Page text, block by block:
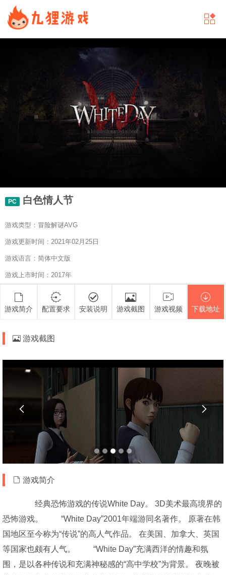
PC 白色情人节
游戏类型：冒险解谜AVG
游戏更新时间：2021年02月25日
游戏语言：简体中文版
游戏上市时间：2017年
游戏简介 配置要求 安装说明 游戏截图 游戏视频 下载地址
游戏截图
 
游戏简介
经典恐怖游戏的传说White Day。 3D美术最高境界的
恐怖游戏。 “White Day”2001年端游同名著作。 原著在韩
国地区至今称为“传说”的高人气作品。 在美国、加拿大、英国
等国家也颇有人气。 “White Day”充满西洋的情趣和氛
围，是以各种传说和充满神秘感的“高中学校”为背景。 夜晚被